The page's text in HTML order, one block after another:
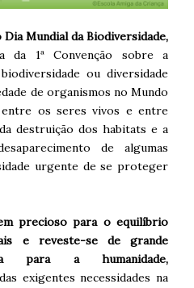
Dia Mundial da Biodiversidade,
da 1ª Convenção sobre a
ou diversidade
de organismos no Mundo
entre os seres vivos e entre
destruição dos habitats e a
de algumas
urgente de se proteger
precioso para o equilíbrio
e reveste-se de grande
para a humanidade,
exigentes necessidades na